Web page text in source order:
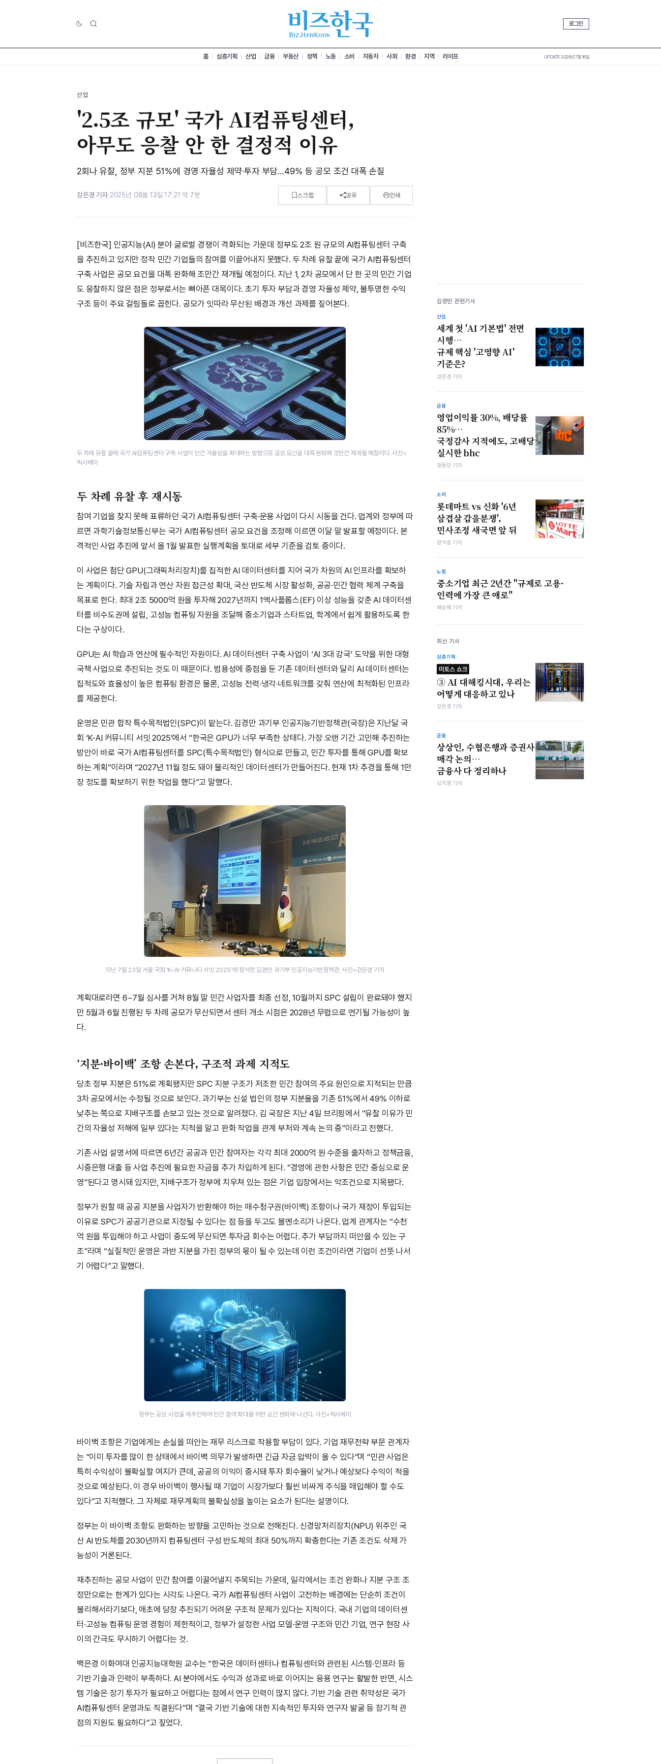
로그인
홈 심층기획 산업 금융 부동산 정책 노동 소비 자동차 사회 환경 지역 라이프 UPDATE 2026년 7월 16일
산업
'2.5조 규모' 국가 AI컴퓨팅센터,
아무도 응찰 안 한 결정적 이유
2회나 유찰, 정부 지분 51%에 경영 자율성 제약·투자 부담…49% 등 공모 조건 대폭 손질
강은경 기자·2025년 08월 13일 17:21 ·약 7분 스크랩 공유 인쇄
[비즈한국] 인공지능(AI) 분야 글로벌 경쟁이 격화되는 가운데 정부도 2조 원 규모의 AI컴퓨팅센터 구축
을 추진하고 있지만 정작 민간 기업들의 참여를 이끌어내지 못했다. 두 차례 유찰 끝에 국가 AI컴퓨팅센터
구축 사업은 공모 요건을 대폭 완화해 조만간 재개될 예정이다. 지난 1, 2차 공모에서 단 한 곳의 민간 기업
도 응찰하지 않은 점은 정부로서는 뼈아픈 대목이다. 초기 투자 부담과 경영 자율성 제약, 불투명한 수익
구조 등이 주요 걸림돌로 꼽힌다. 공모가 잇따라 무산된 배경과 개선 과제를 짚어본다.
두 차례 유찰 끝에 국가 AI컴퓨팅센터 구축 사업이 민간 자율성을 확대하는 방향으로 공모 요건을 대폭 완화해 조만간 재개될 예정이다. 사진=
픽사베이
두 차례 유찰 후 재시동
참여 기업을 찾지 못해 표류하던 국가 AI컴퓨팅센터 구축·운용 사업이 다시 시동을 건다. 업계와 정부에 따
르면 과학기술정보통신부는 국가 AI컴퓨팅센터 공모 요건을 조정해 이르면 이달 말 발표할 예정이다. 본
격적인 사업 추진에 앞서 올 1월 발표한 실행계획을 토대로 세부 기준을 검토 중이다.
이 사업은 첨단 GPU(그래픽처리장치)를 집적한 AI 데이터센터를 지어 국가 차원의 AI 인프라를 확보하
는 계획이다. 기술 자립과 연산 자원 접근성 확대, 국산 반도체 시장 활성화, 공공·민간 협력 체계 구축을
목표로 한다. 최대 2조 5000억 원을 투자해 2027년까지 1엑사플롭스(EF) 이상 성능을 갖춘 AI 데이터센
터를 비수도권에 설립, 고성능 컴퓨팅 자원을 조달해 중소기업과 스타트업, 학계에서 쉽게 활용하도록 한
다는 구상이다.
GPU는 AI 학습과 연산에 필수적인 자원이다. AI 데이터센터 구축 사업이 ‘AI 3대 강국’ 도약을 위한 대형
국책 사업으로 추진되는 것도 이 때문이다. 범용성에 중점을 둔 기존 데이터센터와 달리 AI 데이터센터는
집적도와 효율성이 높은 컴퓨팅 환경은 물론, 고성능 전력·냉각·네트워크를 갖춰 연산에 최적화된 인프라
를 제공한다.
운영은 민관 합작 특수목적법인(SPC)이 맡는다. 김경만 과기부 인공지능기반정책관(국장)은 지난달 국
회 ‘K-AI 커뮤니티 서밋 2025’에서 “한국은 GPU가 너무 부족한 상태다. 가장 오랜 기간 고민해 추진하는
방안이 바로 국가 AI컴퓨팅센터를 SPC(특수목적법인) 형식으로 만들고, 민간 투자를 통해 GPU를 확보
하는 계획”이라며 “2027년 11월 정도 돼야 물리적인 데이터센터가 만들어진다. 현재 1차 추경을 통해 1만
장 정도를 확보하기 위한 작업을 했다”고 말했다.
지난 7월 23일 서울 국회 ‘K-AI 커뮤니티 서밋 2025’에 참석한 김경만 과기부 인공지능기반정책관. 사진=강은경 기자
계획대로라면 6~7월 심사를 거쳐 8월 말 민간 사업자를 최종 선정, 10월까지 SPC 설립이 완료돼야 했지
만 5월과 6월 진행된 두 차례 공모가 무산되면서 센터 개소 시점은 2028년 무렵으로 연기될 가능성이 높
다.
‘지분·바이백’ 조항 손본다, 구조적 과제 지적도
당초 정부 지분은 51%로 계획됐지만 SPC 지분 구조가 저조한 민간 참여의 주요 원인으로 지적되는 만큼
3차 공모에서는 수정될 것으로 보인다. 과기부는 신설 법인의 정부 지분율을 기존 51%에서 49% 이하로
낮추는 쪽으로 지배구조를 손보고 있는 것으로 알려졌다. 김 국장은 지난 4일 브리핑에서 “유찰 이유가 민
간의 자율성 저해에 일부 있다는 지적을 알고 완화 작업을 관계 부처와 계속 논의 중”이라고 전했다.
기존 사업 설명서에 따르면 6년간 공공과 민간 참여자는 각각 최대 2000억 원 수준을 출자하고 정책금융,
시중은행 대출 등 사업 추진에 필요한 자금을 추가 차입하게 된다. “경영에 관한 사항은 민간 중심으로 운
영”된다고 명시돼 있지만, 지배구조가 정부에 치우쳐 있는 점은 기업 입장에서는 악조건으로 지목됐다.
정부가 원할 때 공공 지분을 사업자가 반환해야 하는 매수청구권(바이백) 조항이나 국가 재정이 투입되는
이유로 SPC가 공공기관으로 지정될 수 있다는 점 등을 두고도 볼멘소리가 나온다. 업계 관계자는 “수천
억 원을 투입해야 하고 사업이 중도에 무산되면 투자금 회수는 어렵다. 추가 부담까지 떠안을 수 있는 구
조”라며 “실질적인 운영은 과반 지분을 가진 정부의 몫이 될 수 있는데 이런 조건이라면 기업이 선뜻 나서
기 어렵다”고 말했다.
정부는 공모 사업을 재추진하며 민간 참여 확대를 위한 요건 완화에 나선다. 사진=픽사베이
바이백 조항은 기업에게는 손실을 떠안는 재무 리스크로 작용할 부담이 있다. 기업 재무전략 부문 관계자
는 “이미 투자를 많이 한 상태에서 바이백 의무가 발생하면 긴급 자금 압박이 올 수 있다”며 “민관 사업은
특히 수익성이 불확실할 여지가 큰데, 공공의 이익이 중시돼 투자 회수율이 낮거나 예상보다 수익이 적을
것으로 예상된다. 이 경우 바이백이 행사될 때 기업이 시장가보다 훨씬 비싸게 주식을 매입해야 할 수도
있다”고 지적했다. 그 자체로 재무계획의 불확실성을 높이는 요소가 된다는 설명이다.
정부는 이 바이백 조항도 완화하는 방향을 고민하는 것으로 전해진다. 신경망처리장치(NPU) 위주인 국
산 AI 반도체를 2030년까지 컴퓨팅센터 구성 반도체의 최대 50%까지 확충한다는 기존 조건도 삭제 가
능성이 거론된다.
재추진하는 공모 사업이 민간 참여를 이끌어낼지 주목되는 가운데, 일각에서는 조건 완화나 지분 구조 조
정만으로는 한계가 있다는 시각도 나온다. 국가 AI컴퓨팅센터 사업이 고전하는 배경에는 단순히 조건이
불리해서라기보다, 애초에 당장 추진되기 어려운 구조적 문제가 있다는 지적이다. 국내 기업의 데이터센
터·고성능 컴퓨팅 운영 경험이 제한적이고, 정부가 설정한 사업 모델·운영 구조와 민간 기업, 연구 현장 사
이의 간극도 무시하기 어렵다는 것.
백은경 이화여대 인공지능대학원 교수는 “한국은 데이터센터나 컴퓨팅센터와 관련된 시스템·인프라 등
기반 기술과 인력이 부족하다. AI 분야에서도 수익과 성과로 바로 이어지는 응용 연구는 활발한 반면, 시스
템 기술은 장기 투자가 필요하고 어렵다는 점에서 연구 인력이 많지 않다. 기반 기술 관련 취약성은 국가
AI컴퓨팅센터 운영과도 직결된다”며 “결국 기반 기술에 대한 지속적인 투자와 연구자 발굴 등 장기적 관
점의 지원도 필요하다”고 짚었다.
김경만 관련기사
산업
세계 첫 'AI 기본법' 전면
시행…
규제 핵심 '고영향 AI'
기준은?
강은경 기자
금융
영업이익률 30%, 배당률
85%…
국정감사 지적에도, 고배당
실시한 bhc
정동민 기자
소비
롯데마트 vs 신화 '6년
삼겹살 갑을분쟁',
민사조정 새국면 앞 뒤
장익창 기자
노동
중소기업 최근 2년간 "규제로 고용·
인력에 가장 큰 애로"
배승해 기자
최신 기사
심층기획
미토스 쇼크
③ AI 대해킹시대, 우리는
어떻게 대응하고 있나
강은경 기자
금융
상상인, 수협은행과 증권사
매각 논의…
금융사 다 정리하나
심지영 기자